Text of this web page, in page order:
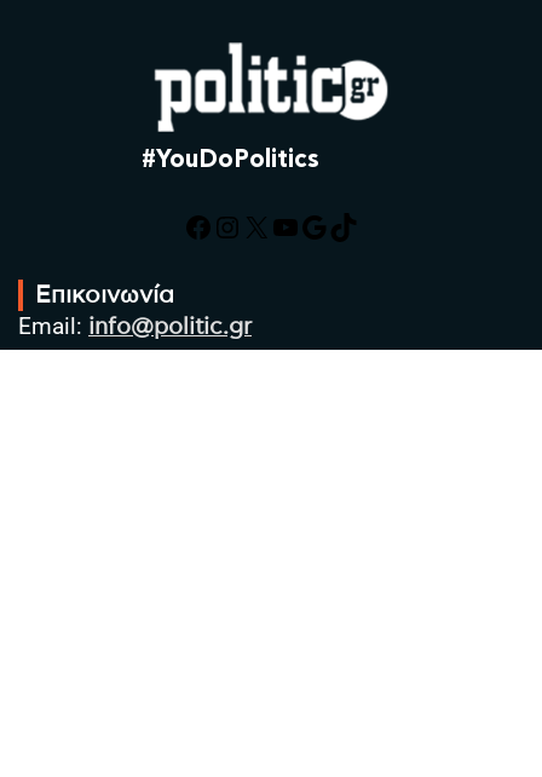
#YouDoPolitics
Facebook
Instagram
X YouTube
Google
TikTok
Επικοινωνία
Email: info@politic.gr
Τηλ: